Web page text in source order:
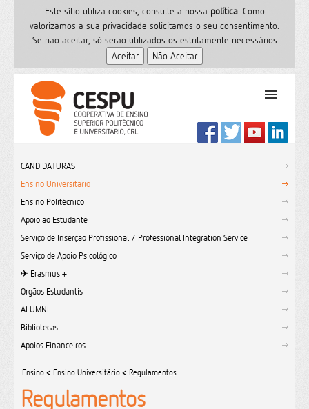
Este sítio utiliza cookies, consulte a nossa polí­tica. Como
valorizamos a sua privacidade solicitamos o seu consentimento.
Se não aceitar, só serão utilizados os estritamente necessários
PT
Formação
Serviços de Saúde
CESPU
Sites do grupo
Utilizador
Contactos
CANDIDATURAS
Ensino Universitário
Ensino Politécnico
Apoio ao Estudante
Serviço de Inserção Profissional / Professional Integration Service
Serviço de Apoio Psicológico
✈︎ Erasmus +
Orgãos Estudantis
ALUMNI
Bibliotecas
Apoios Financeiros
Ensino < Ensino Universitário < Regulamentos
Regulamentos